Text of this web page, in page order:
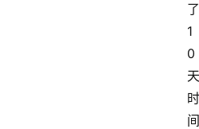
了
1
0
天
时
间